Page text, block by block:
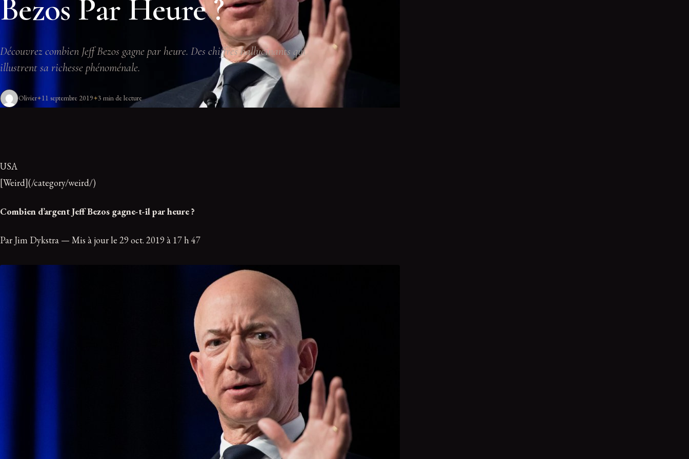
Bezos Par Heure ?
Découvrez combien Jeff Bezos gagne par heure. Des chiffres hallucinants qui
illustrent sa richesse phénoménale.
Olivier 11 septembre 2019 3 min de lecture
USA
[Weird](/category/weird/)
Combien d’argent Jeff Bezos gagne-t-il par heure ?
Par Jim Dykstra — Mis à jour le 29 oct. 2019 à 17 h 47